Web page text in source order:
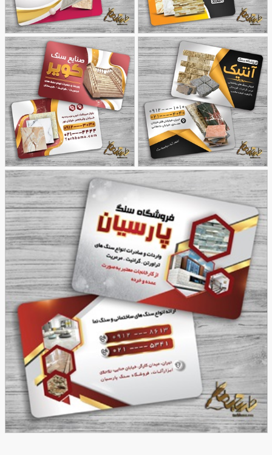
طرح کارت ویزیت نمایشگاه
سنگ
24
کارت ویزیت صنایع سنگ
40
طرح کارت ویزیت فروشگاه
سنگ
118
طرح کارت ویزیت صنایع
سنگ
56